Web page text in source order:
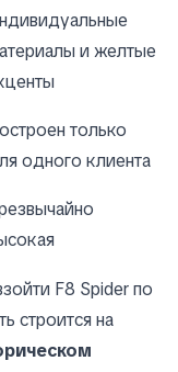
и желтые
только
одного клиента
F8 Spider по
строится на